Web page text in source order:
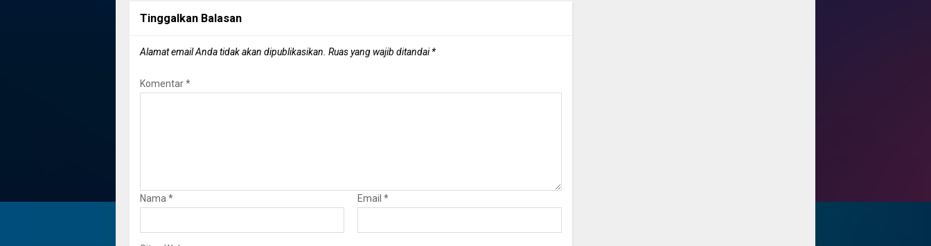
Tinggalkan Balasan
Alamat email Anda tidak akan dipublikasikan. Ruas yang wajib ditandai*
Komentar*
Nama * Email *